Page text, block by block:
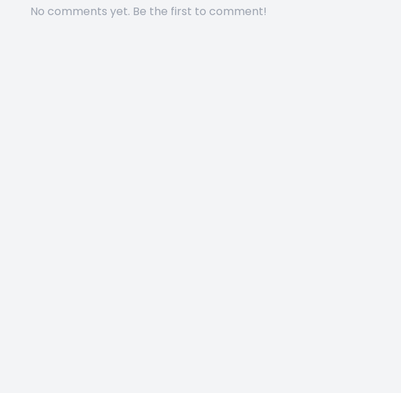
No comments yet. Be the first to comment!